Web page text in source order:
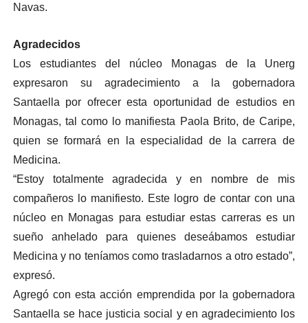
Navas.
Agradecidos
Los estudiantes del núcleo Monagas de la Unerg
expresaron su agradecimiento a la gobernadora
Santaella por ofrecer esta oportunidad de estudios en
Monagas, tal como lo manifiesta Paola Brito, de Caripe,
quien se formará en la especialidad de la carrera de
Medicina.
“Estoy totalmente agradecida y en nombre de mis
compañeros lo manifiesto. Este logro de contar con una
núcleo en Monagas para estudiar estas carreras es un
sueño anhelado para quienes deseábamos estudiar
Medicina y no teníamos como trasladarnos a otro estado”,
expresó.
Agregó con esta acción emprendida por la gobernadora
Santaella se hace justicia social y en agradecimiento los